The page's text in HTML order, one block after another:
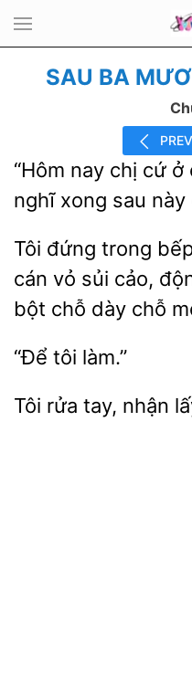
SAU BA
PREV
“Hôm
chị cứ ở
nghĩ xong sau này
Tôi
trong
cán vỏ sủi cảo,
chỗ dày
Tôi rửa tay,